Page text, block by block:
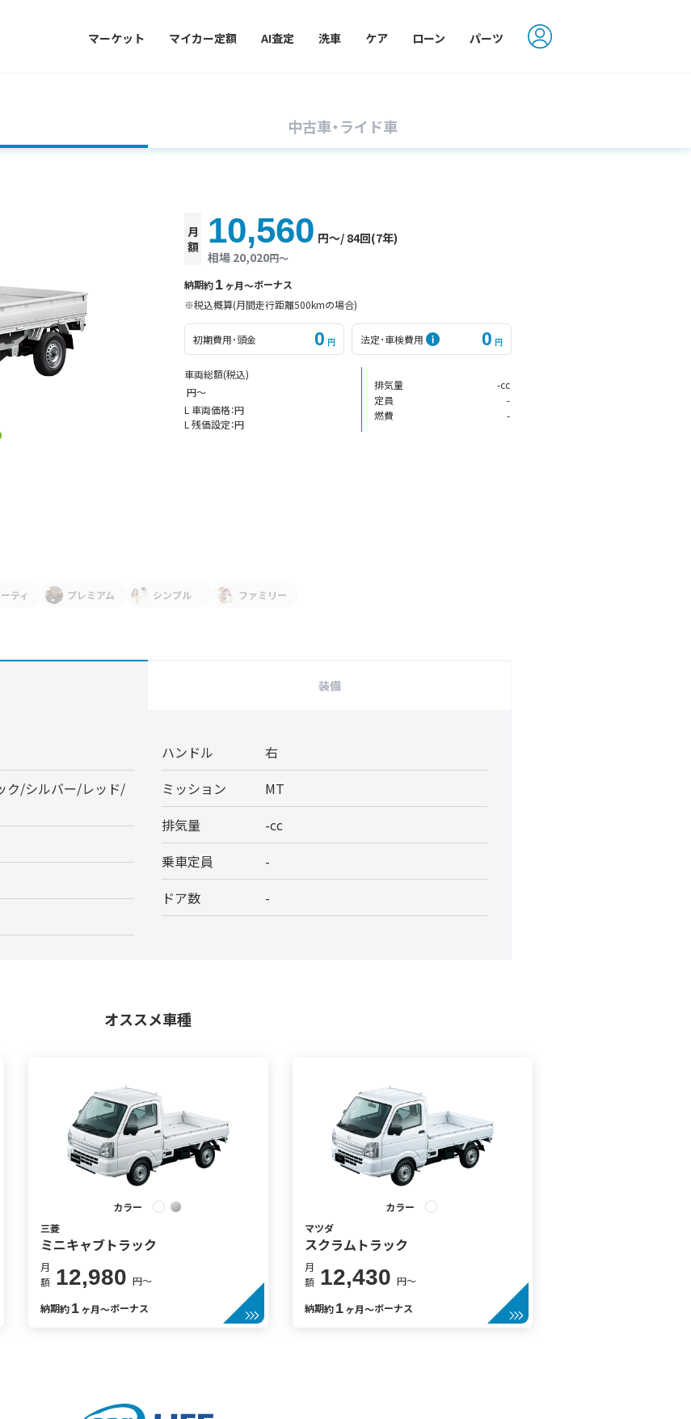
マーケット マイカー定額 AI査定 洗車 ケア ローン パーツ
中古車・ライド車
月
額
相場 20,020円〜
10,560 円〜/ 84回(7年)
納期約1ヶ月〜ボーナス
※税込概算(月間走行距離500kmの場合)
初期費用･頭金 0 円 法定･車検費用 0 円
車両総額(税込)
円〜
L 車両価格：円
L 残価設定：円
排気量
-cc
定員
-
燃費
-
ティ プレミアム シンプル ファミリー
装備
ク/シルバー/レッド/
ハンドル
右
ミッション
MT
排気量
-cc
乗車定員
-
ドア数
-
オススメ車種
カラー
三菱
ミニキャブトラック
月
額 12,980 円〜
納期約1ヶ月〜ボーナス
カラー
マツダ
スクラムトラック
月
額 12,430 円〜
納期約1ヶ月〜ボーナス